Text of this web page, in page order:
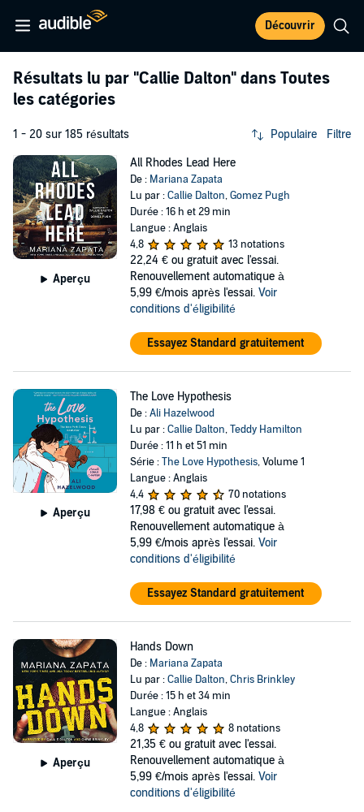
Découvrir
Résultats lu par "Callie Dalton" dans Toutes
les catégories
1 - 20 sur 185 résultats Populaire Filtre
Aperçu
All Rhodes Lead Here
De : Mariana Zapata
Lu par :Callie Dalton,Gomez Pugh
Durée : 16 h et 29 min
Langue : Anglais
4,8
13 notations
22,24 € ou gratuit avec l'essai.
Renouvellement automatique à
5,99 €/mois après l'essai. Voir
conditions d'éligibilité
Essayez Standard gratuitement
Aperçu
The Love Hypothesis
De :Ali Hazelwood
Lu par :Callie Dalton,Teddy Hamilton
Durée : 11 h et 51 min
Série :The Love Hypothesis, Volume 1
Langue : Anglais
4,4
70 notations
17,98 € ou gratuit avec l'essai.
Renouvellement automatique à
5,99 €/mois après l'essai. Voir
conditions d'éligibilité
Essayez Standard gratuitement
Aperçu
Hands Down
De : Mariana Zapata
Lu par :Callie Dalton,Chris Brinkley
Durée : 15 h et 34 min
Langue : Anglais
4,8
8 notations
21,35 € ou gratuit avec l'essai.
Renouvellement automatique à
5,99 €/mois après l'essai. Voir
conditions d'éligibilité